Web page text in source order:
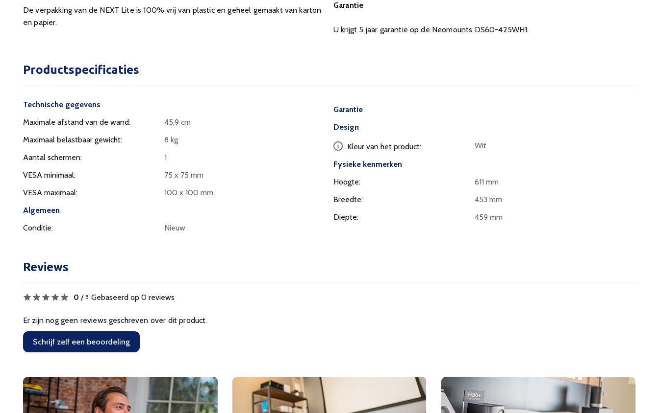
De verpakking van de NEXT Lite is 100% vrij van plastic en geheel gemaakt van karton
en papier.
Garantie
U krijgt 5 jaar garantie op de Neomounts DS60-425WH1.
Productspecificaties
Technische gegevens
Maximale afstand van de wand:
45,9 cm
Maximaal belastbaar gewicht:
8 kg
Aantal schermen:
1
VESA minimaal:
75 x 75 mm
VESA maximaal:
100 x 100 mm
Algemeen
Conditie:
Nieuw
Garantie
Design
Kleur van het product:
Wit
Fysieke kenmerken
Hoogte:
611 mm
Breedte:
453 mm
Diepte:
459 mm
Reviews
0 / 5 Gebaseerd op 0 reviews
Er zijn nog geen reviews geschreven over dit product.
Schrijf zelf een beoordeling